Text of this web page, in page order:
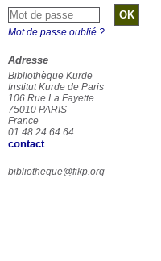
Mot de passe oublié ?
Adresse
Bibliothèque Kurde
Institut Kurde de Paris
106 Rue La Fayette
75010 PARIS
France
01 48 24 64 64
contact
bibliotheque@fikp.org